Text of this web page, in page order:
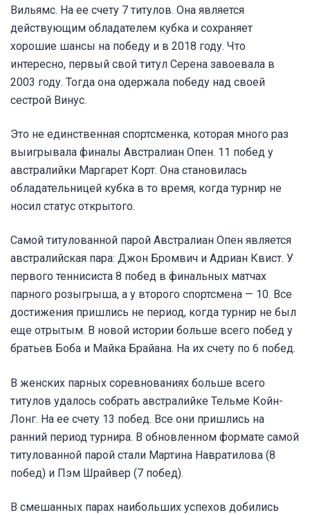
Вильямс. На ее счету 7 титулов. Она является
действующим обладателем кубка и сохраняет
хорошие шансы на победу и в 2018 году. Что
интересно, первый свой титул Серена завоевала в
2003 году. Тогда она одержала победу над своей
сестрой Винус.
Это не единственная спортсменка, которая много раз
выигрывала финалы Австралиан Опен. 11 побед у
австралийки Маргарет Корт. Она становилась
обладательницей кубка в то время, когда турнир не
носил статус открытого.
Самой титулованной парой Австралиан Опен является
австралийская пара: Джон Бромвич и Адриан Квист. У
первого теннисиста 8 побед в финальных матчах
парного розыгрыша, а у второго спортсмена — 10. Все
достижения пришлись не период, когда турнир не был
еще отрытым. В новой истории больше всего побед у
братьев Боба и Майка Брайана. На их счету по 6 побед.
В женских парных соревнованиях больше всего
титулов удалось собрать австралийке Тельме Койн-
Лонг. На ее счету 13 побед. Все они пришлись на
ранний период турнира. В обновленном формате самой
титулованной парой стали Мартина Навратилова (8
побед) и Пэм Шрайвер (7 побед).
В смешанных парах наибольших успехов добились